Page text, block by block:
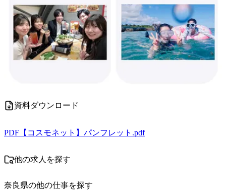
資料ダウンロード
PDF 【コスモネット】パンフレット.pdf
他の求人を探す
奈良県の他の仕事を探す